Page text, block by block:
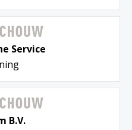
Service
B.V.